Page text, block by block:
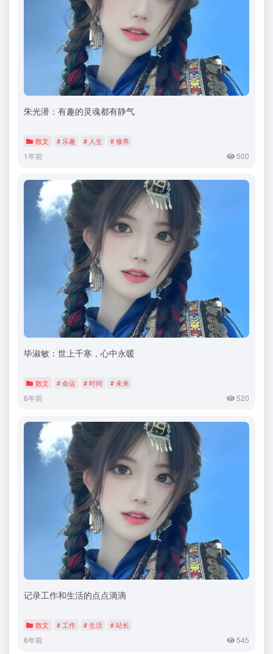
朱光潜：有趣的灵魂都有静气
散文 # 乐趣 # 人生 # 修养
1年前 500
毕淑敏：世上千寒，心中永暖
散文 # 命运 # 时间 # 未来
6年前 520
记录工作和生活的点点滴滴
散文 # 工作 # 生活 # 站长
6年前 545